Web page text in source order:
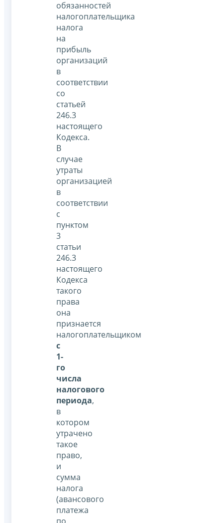
обязанностей
налогоплательщика
налога
на
прибыль
организаций
в
соответствии
со
статьей
246.3
настоящего
Кодекса.
В
случае
утраты
организацией
в
соответствии
с
пунктом
3
статьи
246.3
настоящего
Кодекса
такого
права
она
признается
налогоплательщиком
с
1-
го
числа
налогового
периода,
в
котором
утрачено
такое
право,
и
сумма
налога
(авансового
платежа